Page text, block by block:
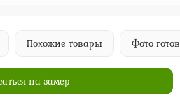
Похожие товары Фото
на замер